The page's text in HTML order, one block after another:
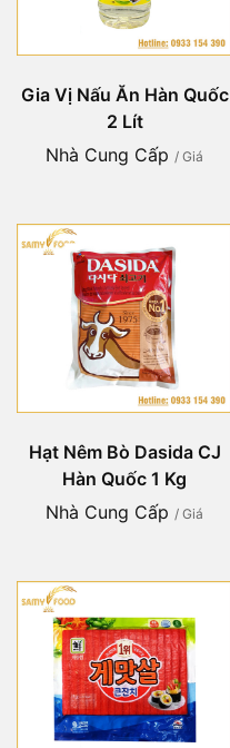
Gia Vị Nấu Ăn Hàn Quốc
2 Lít
Nhà Cung Cấp / Giá
Hạt Nêm Bò Dasida CJ
Hàn Quốc 1 Kg
Nhà Cung Cấp / Giá